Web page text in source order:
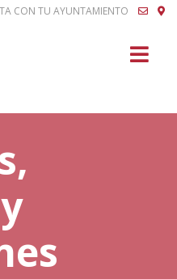
CON TU AYUNTAMIENTO